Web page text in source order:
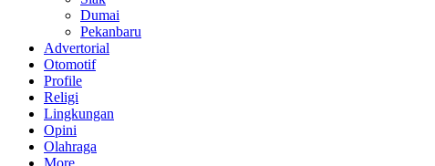
Dumai
Pekanbaru
Advertorial
Otomotif
Profile
Religi
Lingkungan
Opini
Olahraga
More